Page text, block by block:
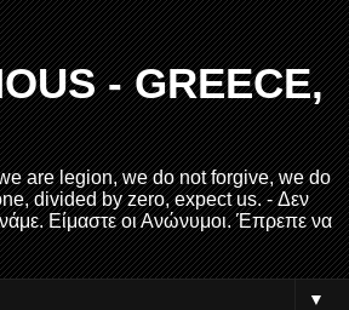
- GREECE,
are legion, we do not forgive, we do
divided by zero, expect us. - Δεν
Είμαστε οι Ανώνυμοι. Έπρεπε να
▼